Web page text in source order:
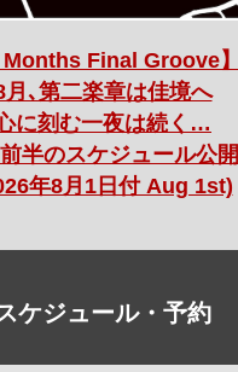
Months Final Groove】
月､第二楽章は佳境へ
に刻む一夜は続く…
半のスケジュール公開
年8月1日付 Aug 1st)
ケジュール・予約